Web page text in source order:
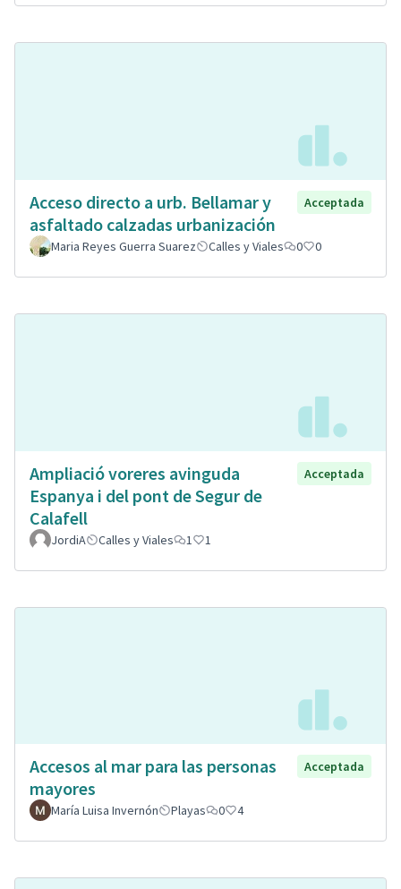
Acceso directo a urb. Bellamar y
asfaltado calzadas urbanización
Acceptada
Maria Reyes Guerra Suarez Calles y Viales 0 0
Ampliació voreres avinguda
Espanya i del pont de Segur de
Calafell
Acceptada
JordiA Calles y Viales 1 1
Accesos al mar para las personas
mayores
Acceptada
María Luisa Invernón Playas 0 4